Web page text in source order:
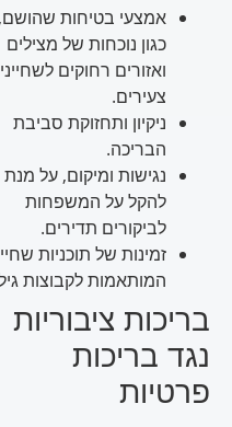
אמצעי בטיחות שהושם,
כגון נוכחות של מצילים
ואזורים רחוקים לשחיינים
צעירים.
ניקיון ותחזוקת סביבת
הבריכה.
נגישות ומיקום, על מנת
להקל על המשפחות
לביקורים תדירים.
זמינות של תוכניות שחייה
המותאמות לקבוצות גיל.
בריכות ציבוריות
נגד בריכות
פרטיות